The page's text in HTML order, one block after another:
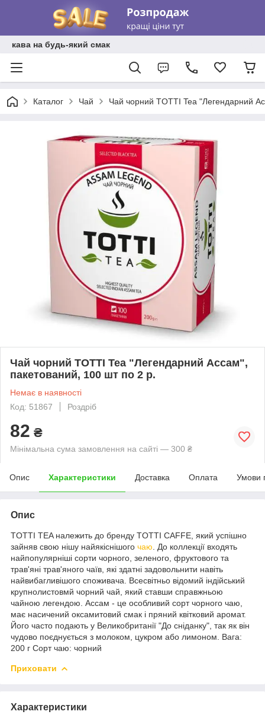
кава на будь-який смак
Каталог Чай Чай чорний TOTTI Tea "Легендарний
Чай чорний TOTTI Tea "Легендарний Ассам",
пакетований, 100 шт по 2 р.
Немає в наявності
Код: 51867
Роздріб
82 ₴
Мінімальна сума замовлення на сайті — 300 ₴
Опис Характеристики Доставка Оплата Умови
Опис
TOTTI TEA належить до бренду TOTTI CAFFE, який успішно
зайняв свою нішу найякіснішого чаю . До коллекції входять
найпопулярніші сорти чорного, зеленого, фруктового та
трав'яні трав'яного чаїв, які здатні задовольнити навіть
найвибагливішого споживача. Всесвітньо відомий індійський
крупнолистовмй чорний чай, який ставши справжньою
чайною легендою. Ассам - це особливий сорт чорного чаю,
має насичений оксамитовий смак і пряний квітковий аромат.
Його часто подають у Великобританії "До сніданку", так як він
чудово поєднується з молоком, цукром або лимоном. Вага:
200 г Сорт чаю: чорний
Приховати
Характеристики